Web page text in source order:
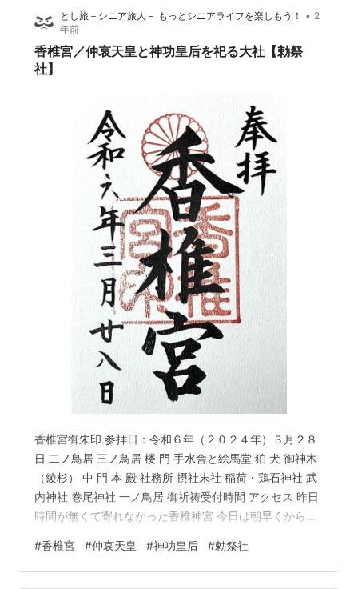
安時代初期のこと。朝廷から奉幣される神社が選ばれた
のですが、朝廷的には遠くの神社では緊急時に不都合が
あるので、二十二社に選ばれたのは京都周辺…
とし旅－シニア旅人－ もっとシニアライフを楽しもう！ • 2
年前
香椎宮／仲哀天皇と神功皇后を祀る大社【勅祭
社】
香椎宮御朱印 参拝日：令和６年（２０２４年）３月２８
日 二ノ鳥居 三ノ鳥居 楼 門 手水舎と絵馬堂 狛 犬 御神木
（綾杉） 中 門 本 殿 社務所 摂社末社 稲荷・鶏石神社 武
内神社 巻尾神社 一ノ鳥居 御祈祷受付時間 アクセス 昨日
時間が無くて寄れなかった香椎神宮 今日は朝早くから博
境内結構広そうです。 参道に一本早咲きの桜が咲いてと
ても綺麗でした。 三ノ鳥居 楼 門 三ノ鳥居を潜って太鼓
#香椎宮 #仲哀天皇 #神功皇后 #勅祭社